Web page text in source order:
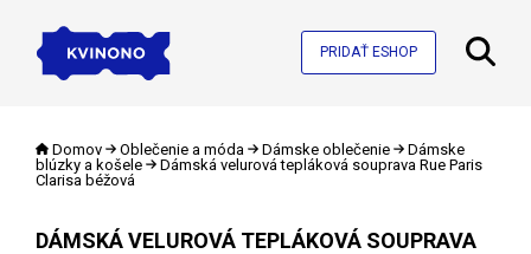
PRIDAŤ ESHOP
Domov Oblečenie a móda Dámske oblečenie
Dámske
blúzky a košele
Dámská velurová tepláková souprava Rue Paris
Clarisa béžová
DÁMSKÁ VELUROVÁ TEPLÁKOVÁ SOUPRAVA